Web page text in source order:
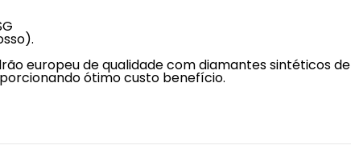
europeu de qualidade com diamantes sintéticos de
ótimo custo benefício.